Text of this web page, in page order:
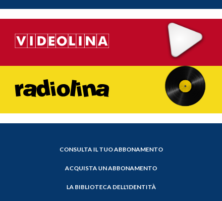
CONSULTA IL TUO ABBONAMENTO
ACQUISTA UN ABBONAMENTO
LA BIBLIOTECA DELL'IDENTITÀ